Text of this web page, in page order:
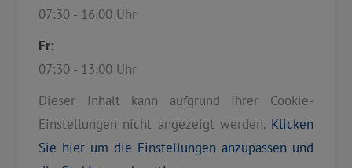
07:30 - 16:00 Uhr
Fr:
07:30 - 13:00 Uhr
Dieser Inhalt kann aufgrund Ihrer Cookie-
Einstellungen nicht angezeigt werden. Klicken
Sie hier um die Einstellungen anzupassen und